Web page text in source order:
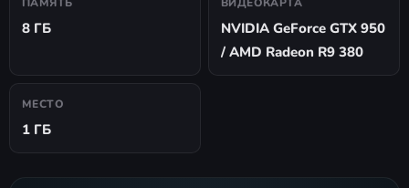
ПАМЯТЬ
8 ГБ
ВИДЕОКАРТА
NVIDIA GeForce GTX 950
/ AMD Radeon R9 380
МЕСТО
1 ГБ